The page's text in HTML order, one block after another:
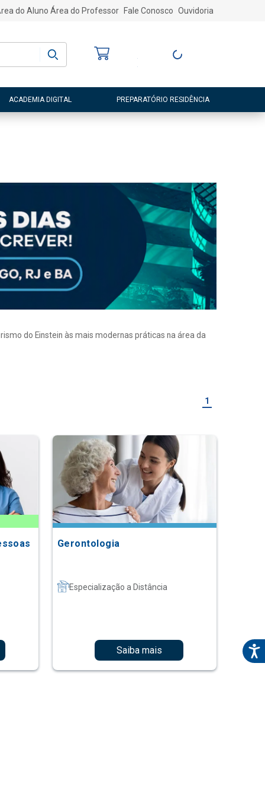
do Aluno Área do Professor Fale Conosco Ouvidoria
Entre ou Cadastre-
ACADEMIA DIGITAL PREPARATÓRIO RESIDÊNCIA
do Einstein às mais modernas práticas na área da
1
Gerontologia
Especialização a Distância
Saiba mais